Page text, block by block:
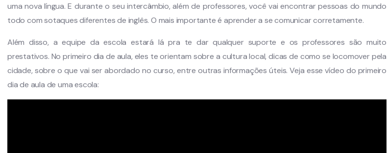
uma nova língua. E durante o seu intercâmbio, além de professores, você vai encontrar pessoas do mundo
todo com sotaques diferentes de inglês. O mais importante é aprender a se comunicar corretamente.
Além disso, a equipe da escola estará lá pra te dar qualquer suporte e os professores são muito
prestativos. No primeiro dia de aula, eles te orientam sobre a cultura local, dicas de como se locomover pela
cidade, sobre o que vai ser abordado no curso, entre outras informações úteis. Veja esse vídeo do primeiro
dia de aula de uma escola: